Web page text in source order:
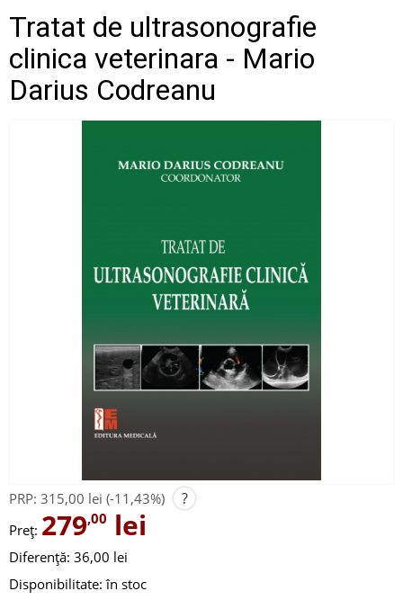
Tratat de ultrasonografie
clinica veterinara - Mario
Darius Codreanu
PRP: 315,00 lei (-11,43%) ?
Preț: 279,00 lei
Diferență: 36,00 lei
Disponibilitate: în stoc